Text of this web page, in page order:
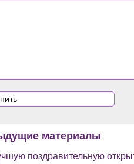
материалы
поздравительную